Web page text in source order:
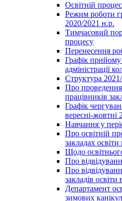
Освітній
Режим роботи
2020/2021 н.р.
Тимчасовий
процесу
Перенесення
Графік прийому
адміністрації
Структура
Про проведення
працівників
Графік
вересні-жовтні
Навчання у
Про освітній
закладах освіти
Щодо
Про
Про
закладів освіти
Департамент
зимових канікул